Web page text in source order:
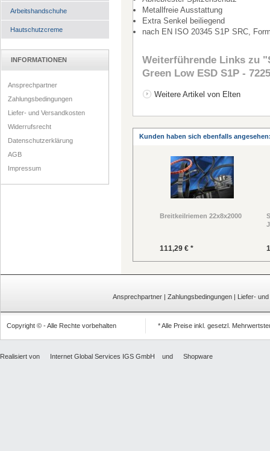
Arbeitshandschuhe
Hautschutzcreme
INFORMATIONEN
Ansprechpartner
Zahlungsbedingungen
Liefer- und Versandkosten
Widerrufsrecht
Datenschutzerklärung
AGB
Impressum
Metallfreie Ausstattung
Extra Senkel beiliegend
nach EN ISO 20345 S1P SRC,
Weiterführende Links zu
Green Low ESD S1P -
Weitere Artikel von Elten
Kunden haben sich ebenfalls
Breitkeilriemen 22x8x2000
111,29 € *
Ansprechpartner | Zahlungsbedingungen | Liefer-
Copyright © - Alle Rechte vorbehalten * Alle Preise inkl. gesetzl.
Realisiert von Internet Global Services IGS GmbH und Shopware